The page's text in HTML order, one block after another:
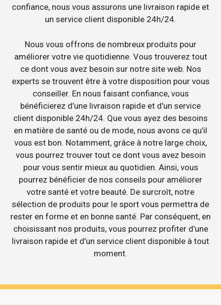
confiance, nous vous assurons une livraison rapide et
un service client disponible 24h/24.
Nous vous offrons de nombreux produits pour
améliorer votre vie quotidienne. Vous trouverez tout
ce dont vous avez besoin sur notre site web. Nos
experts se trouvent être à votre disposition pour vous
conseiller. En nous faisant confiance, vous
bénéficierez d’une livraison rapide et d’un service
client disponible 24h/24. Que vous ayez des besoins
en matière de santé ou de mode, nous avons ce qu’il
vous est bon. Notamment, grâce à notre large choix,
vous pourrez trouver tout ce dont vous avez besoin
pour vous sentir mieux au quotidien. Ainsi, vous
pourrez bénéficier de nos conseils pour améliorer
votre santé et votre beauté. De surcroît, notre
sélection de produits pour le sport vous permettra de
rester en forme et en bonne santé. Par conséquent, en
choisissant nos produits, vous pourrez profiter d’une
livraison rapide et d’un service client disponible à tout
moment.